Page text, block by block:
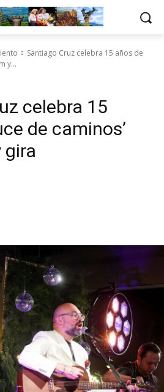
Santiago Cruz celebra 15 años de
y...
celebra 15
de caminos’
gira